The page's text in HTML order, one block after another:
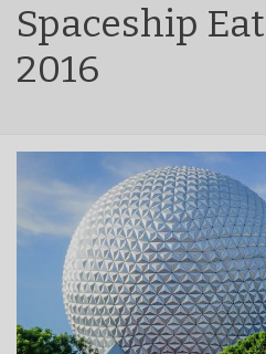
Spaceship
2016